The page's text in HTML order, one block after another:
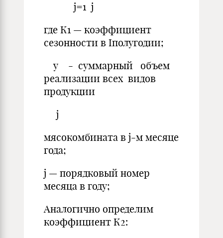
j=1 j
где К1 — коэффициент
сезонности в Iполугодии;
y - суммарный объем
реализации всех видов
продукции
j
мясокомбината в j-м месяце
года;
j — порядковый номер
месяца в году;
Аналогично определим
коэффициент К2: